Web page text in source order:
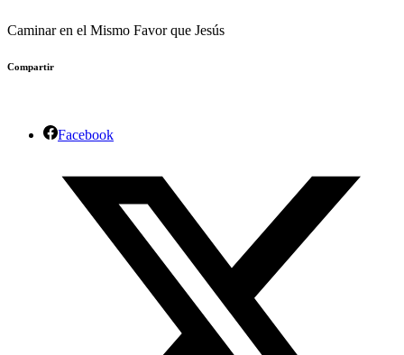
Caminar en el Mismo Favor que Jesús
Compartir
Facebook